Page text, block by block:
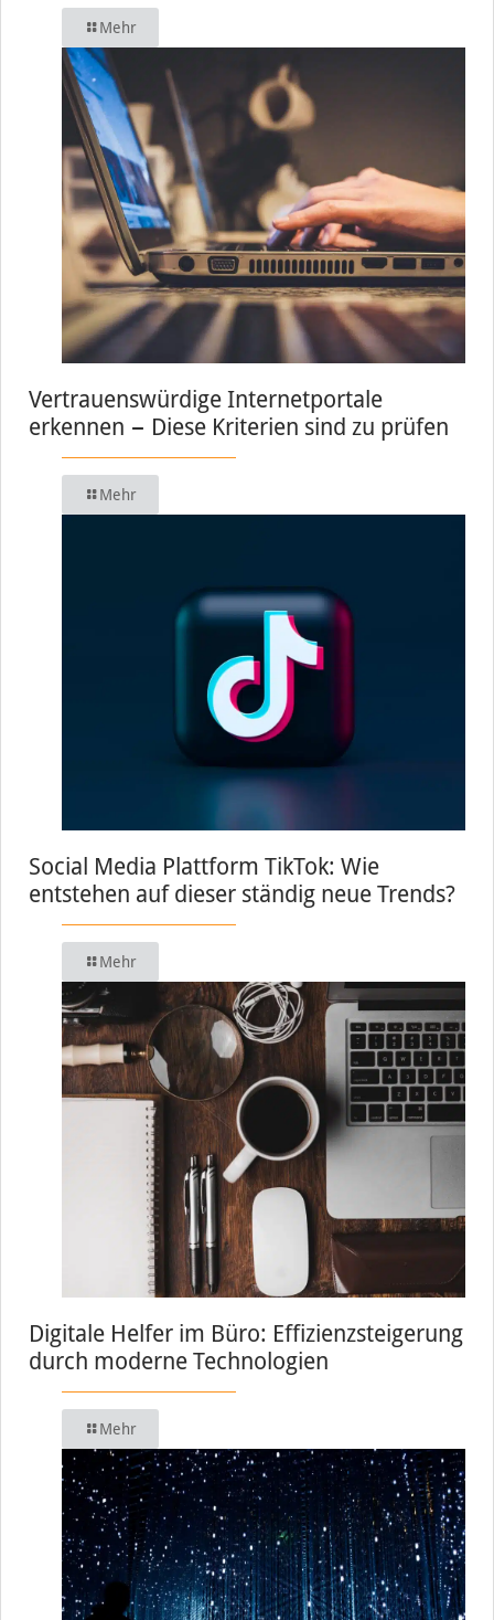
Mehr
Vertrauenswürdige Internetportale
erkennen − Diese Kriterien sind zu prüfen
Mehr
Social Media Plattform TikTok: Wie
entstehen auf dieser ständig neue Trends?
Mehr
Digitale Helfer im Büro: Effizienzsteigerung
durch moderne Technologien
Mehr